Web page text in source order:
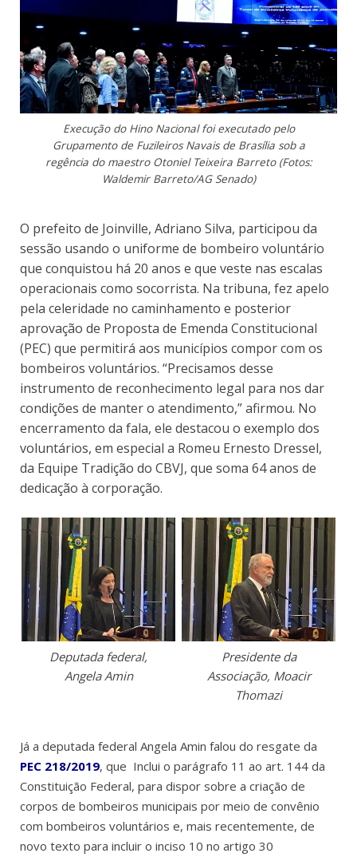
Execução do Hino Nacional foi executado pelo
Grupamento de Fuzileiros Navais de Brasília sob a
regência do maestro Otoniel Teixeira Barreto (Fotos:
Waldemir Barreto/AG Senado)
O prefeito de Joinville, Adriano Silva, participou da
sessão usando o uniforme de bombeiro voluntário
que conquistou há 20 anos e que veste nas escalas
operacionais como socorrista. Na tribuna, fez apelo
pela celeridade no caminhamento e posterior
aprovação de Proposta de Emenda Constitucional
(PEC) que permitirá aos municípios compor com os
bombeiros voluntários. “Precisamos desse
instrumento de reconhecimento legal para nos dar
condições de manter o atendimento,” afirmou. No
encerramento da fala, ele destacou o exemplo dos
voluntários, em especial a Romeu Ernesto Dressel,
da Equipe Tradição do CBVJ, que soma 64 anos de
dedicação à corporação.
Deputada federal,
Angela Amin
Presidente da
Associação, Moacir
Thomazi
Já a deputada federal Angela Amin falou do resgate da
PEC 218/2019, que Inclui o parágrafo 11 ao art. 144 da
Constituição Federal, para dispor sobre a criação de
corpos de bombeiros municipais por meio de convênio
com bombeiros voluntários e, mais recentemente, de
novo texto para incluir o inciso 10 no artigo 30